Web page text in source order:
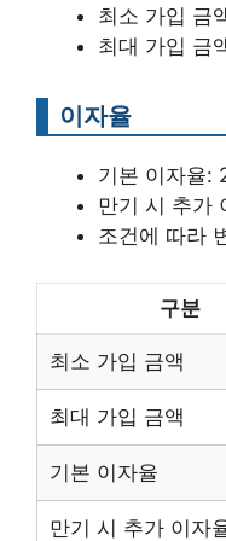
최소 가입 금
최대 가입 금
이자율
기본 이자율:
만기 시 추가
조건에 따라
구분
최소 가입 금액
최대 가입 금액
기본 이자율
만기 시 추가 이자